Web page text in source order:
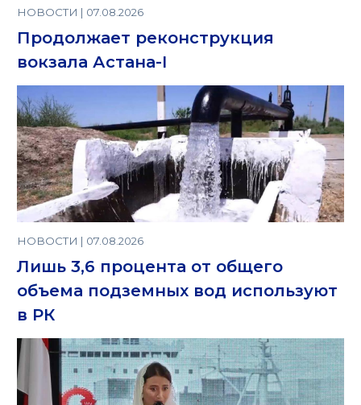
НОВОСТИ | 07.08.2026
Продолжает реконструкция
вокзала Астана-I
НОВОСТИ | 07.08.2026
Лишь 3,6 процента от общего
объема подземных вод используют
в РК